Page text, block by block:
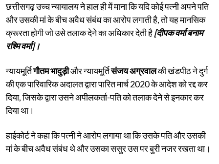
छत्तीसगढ़ उच्च न्यायालय ने हाल ही में माना कि यदि कोई पत्नी अपने पति
और उसकी मां के बीच अवैध संबंध का आरोप लगाती है, तो यह मानसिक
क्रूरता होगी जो उसे तलाक देने का अधिकार देती है[दीपक वर्मा बनाम
रश्मि वर्मा]।
न्यायमूर्तिगौतम भादुड़ीऔर न्यायमूर्तिसंजय अग्रवालकी खंडपीठ ने दुर्ग
की एक पारिवारिक अदालत द्वारा पारित मार्च 2020 के आदेश को रद्द कर
दिया, जिसके द्वारा उसने अपीलकर्ता-पति को तलाक देने से इनकार कर
दिया था।
हाईकोर्ट ने कहा कि पत्नी ने आरोप लगाया था कि उसके पति और उसकी
मां के बीच अवैध संबंध थे और उसका ससुर उस पर बुरी नजर रखता था।